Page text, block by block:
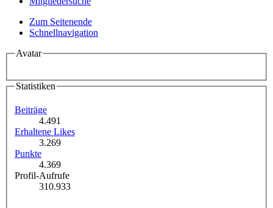
Zum Seitenende
Schnellnavigation
Avatar
Statistiken
Beiträge
4.491
Erhaltene Likes
3.269
Punkte
4.369
Profil-Aufrufe
310.933